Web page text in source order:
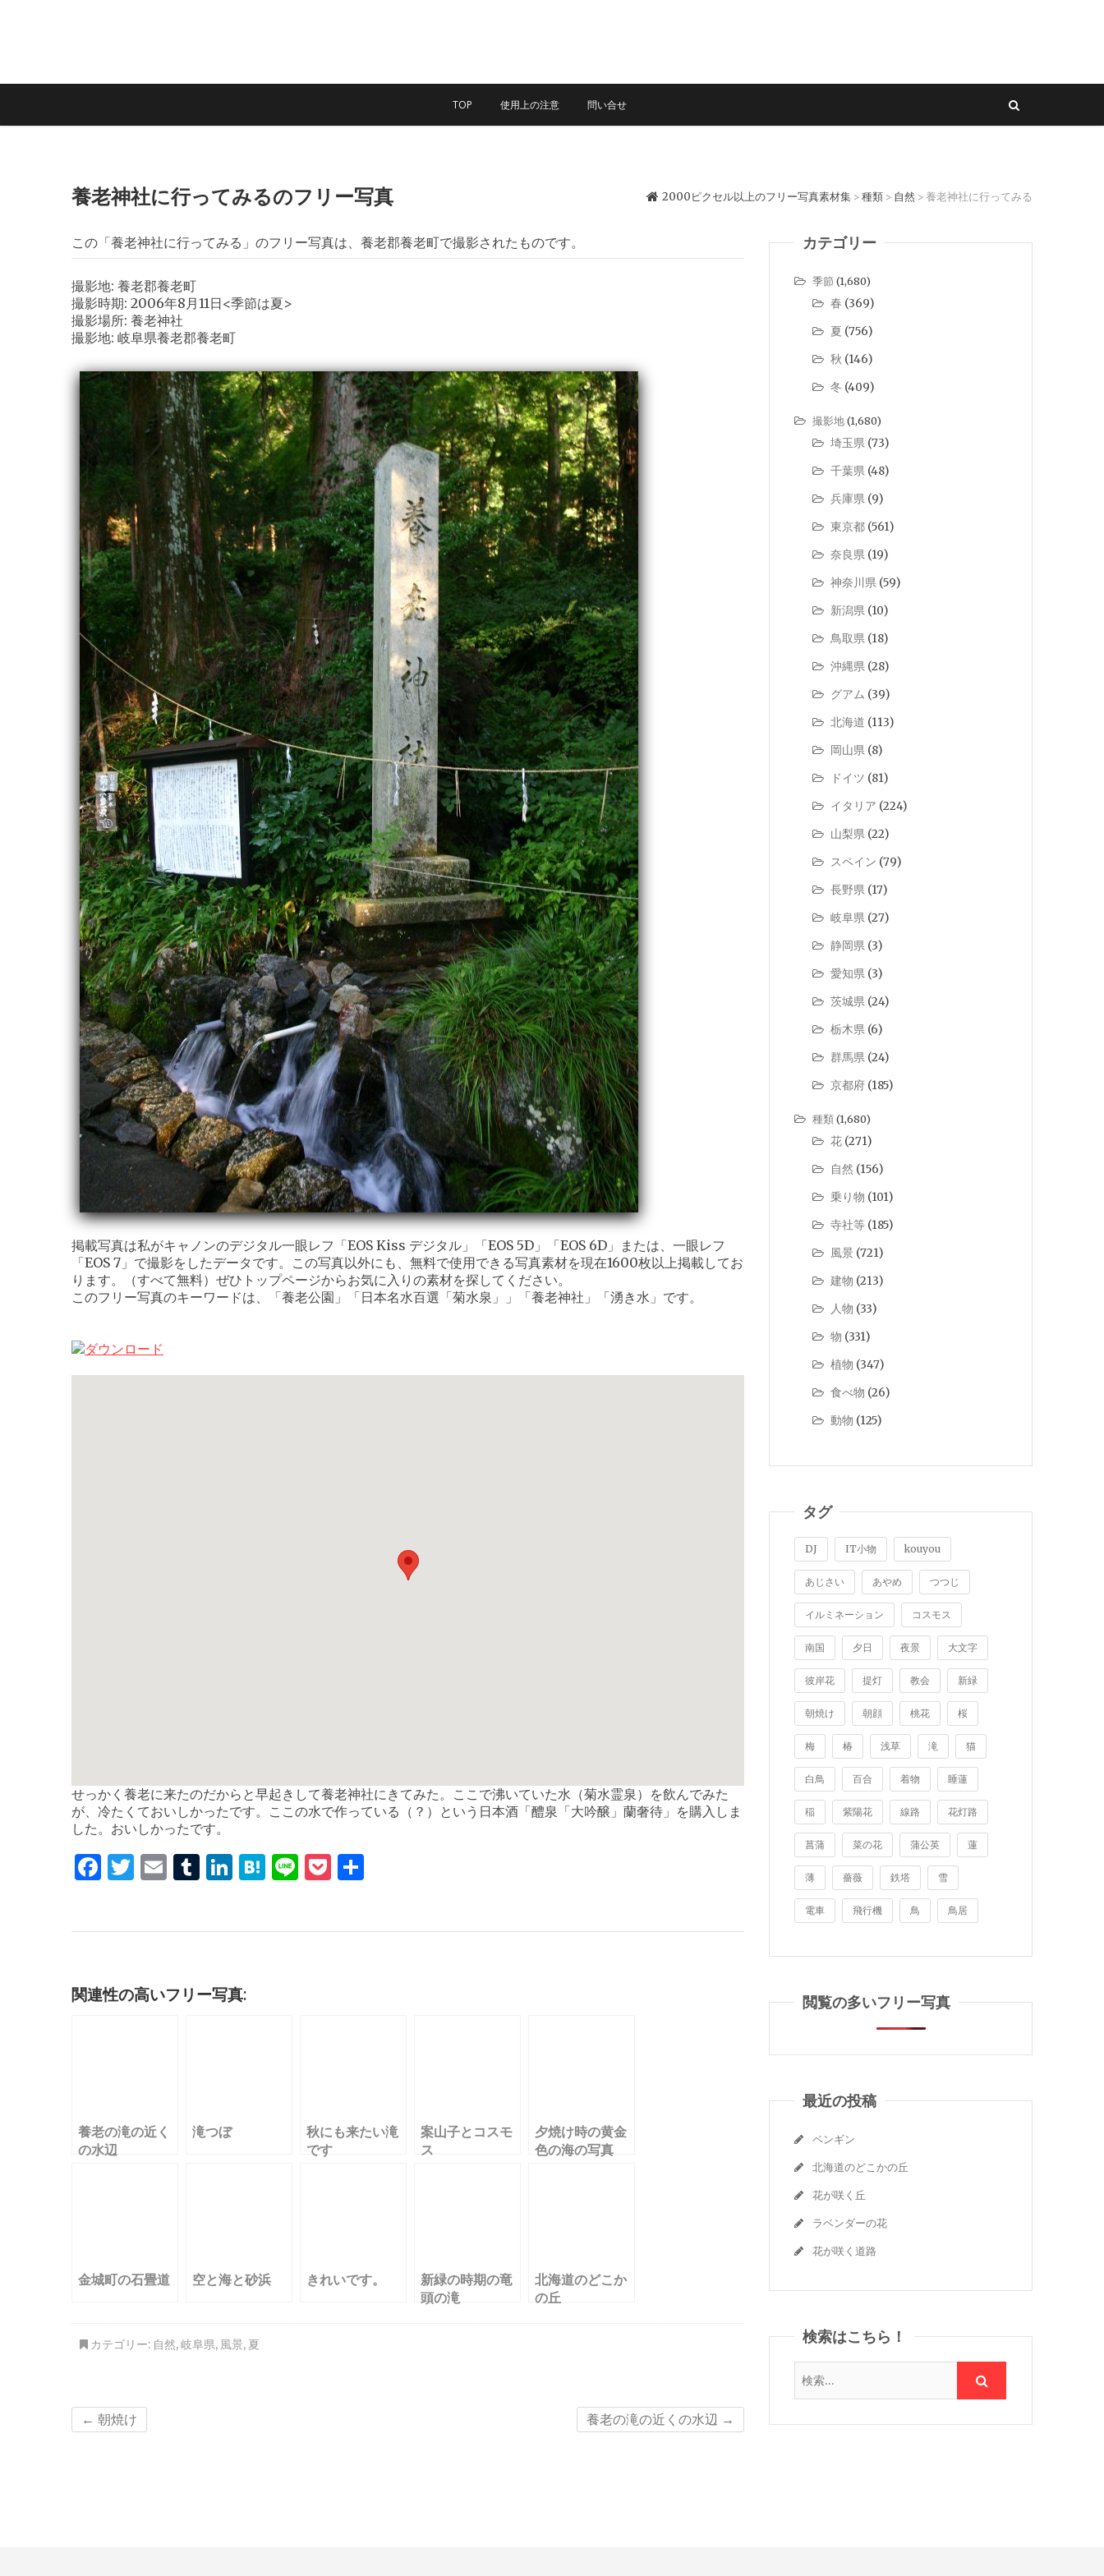
TOP 使用上の注意 問い合せ
養老神社に行ってみるのフリー写真 2000ピクセル以上のフリー写真素材集 > 種類 > 自然 > 養老神社に行ってみる
この「養老神社に行ってみる」のフリー写真は、養老郡養老町で撮影されたものです。
撮影地: 養老郡養老町
撮影時期: 2006年8月11日<季節は夏>
撮影場所: 養老神社
撮影地: 岐阜県養老郡養老町
掲載写真は私がキャノンのデジタル一眼レフ「EOS Kiss デジタル」「EOS 5D」「EOS 6D」または、一眼レフ
「EOS 7」で撮影をしたデータです。この写真以外にも、無料で使用できる写真素材を現在1600枚以上掲載してお
ります。（すべて無料）ぜひトップページからお気に入りの素材を探してください。
このフリー写真のキーワードは、「養老公園」「日本名水百選「菊水泉」」「養老神社」「湧き水」です。
せっかく養老に来たのだからと早起きして養老神社にきてみた。ここで沸いていた水（菊水霊泉）を飲んでみた
が、冷たくておいしかったです。ここの水で作っている（？）という日本酒「醴泉「大吟醸」蘭奢待」を購入しま
した。おいしかったです。
F
o
T E T Li
n
H Li P
関連性の高いフリー写真:
養老の滝の近く
の水辺
滝つぼ
秋にも来たい滝
です
案山子とコスモ
ス
夕焼け時の黄金
色の海の写真
金城町の石畳道 空と海と砂浜 きれいです。
新緑の時期の竜
頭の滝
北海道のどこか
の丘
カテゴリー: 自然,岐阜県, 風景, 夏
← 朝焼け 養老の滝の近くの水辺 →
カテゴリー
季節 (1,680)
春 (369)
夏 (756)
秋 (146)
冬 (409)
撮影地(1,680)
埼玉県 (73)
千葉県 (48)
兵庫県 (9)
東京都 (561)
奈良県 (19)
神奈川県 (59)
新潟県 (10)
鳥取県 (18)
沖縄県 (28)
グアム (39)
北海道 (113)
岡山県 (8)
ドイツ (81)
イタリア (224)
山梨県 (22)
スペイン (79)
長野県 (17)
岐阜県 (27)
静岡県 (3)
愛知県 (3)
茨城県 (24)
栃木県 (6)
群馬県 (24)
京都府 (185)
種類(1,680)
花 (271)
自然 (156)
乗り物 (101)
寺社等 (185)
風景 (721)
建物 (213)
人物 (33)
物 (331)
植物 (347)
食べ物 (26)
動物 (125)
タグ
DJ IT小物 kouyou
あじさい あやめ つつじ
イルミネーション コスモス
南国 夕日 夜景 大文字
彼岸花 提灯 教会 新緑
朝焼け 朝顔 桃花 桜
梅 椿 浅草 滝 猫
白鳥 百合 着物 睡蓮
稲 紫陽花 線路 花灯路
菖蒲 菜の花 蒲公英 蓮
薄 薔薇 鉄塔 雪
電車 飛行機 鳥 鳥居
閲覧の多いフリー写真
最近の投稿
ペンギン
北海道のどこかの丘
花が咲く丘
ラベンダーの花
花が咲く道路
検索はこちら！